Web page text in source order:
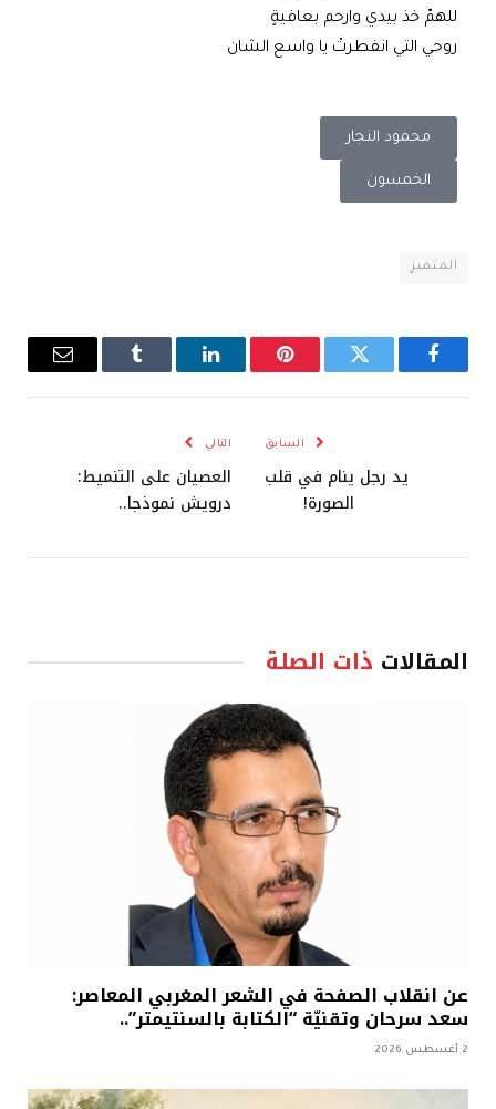
للهمّ خذ بيدي وارحم بعافيةٍ
روحي التي انفطرتْ يا واسع الشان
محمود النجار
الخمسون
المتميز
فيسبوك تويتر بينتيريستلينكدإن Tumblr
البريد
السابق
يد رجل ينام في قلب
الصورة!
التالي
العصيان على التنميط:
درويش نموذجا..
المقالات ذات الصلة
عن انقلاب الصفحة في الشعر المغربي المعاصر:
سعد سرحان وتقنيّة “الكتابة بالسنتيمتر”..
2 أغسطس 2026